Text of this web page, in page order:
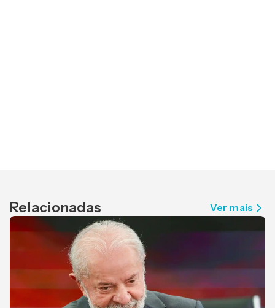
Relacionadas Ver mais